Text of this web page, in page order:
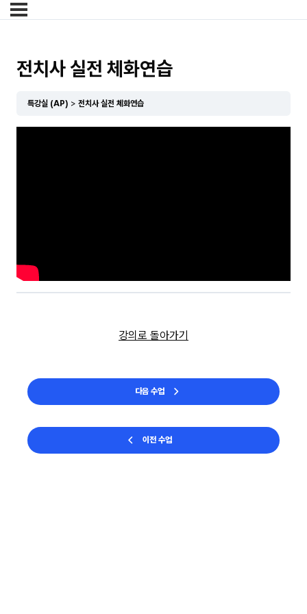
전치사 실전 체화연습
특강실 (AP) 전치사 실전 체화연습
이전 수업
강의로 돌아가기
다음 수업